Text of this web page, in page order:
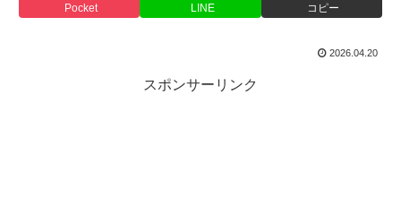
Pocket LINE コピー
2026.04.20
スポンサーリンク